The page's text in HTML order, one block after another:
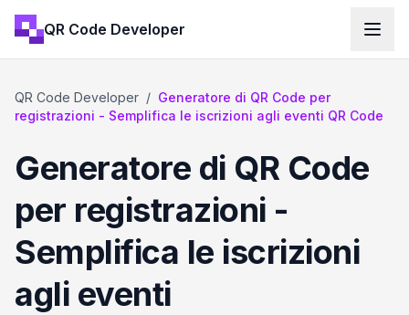
QR Code Developer
QR Code Developer / Generatore di QR Code per
registrazioni - Semplifica le iscrizioni agli eventi QR Code
Generatore di QR Code
per registrazioni -
Semplifica le iscrizioni
agli eventi